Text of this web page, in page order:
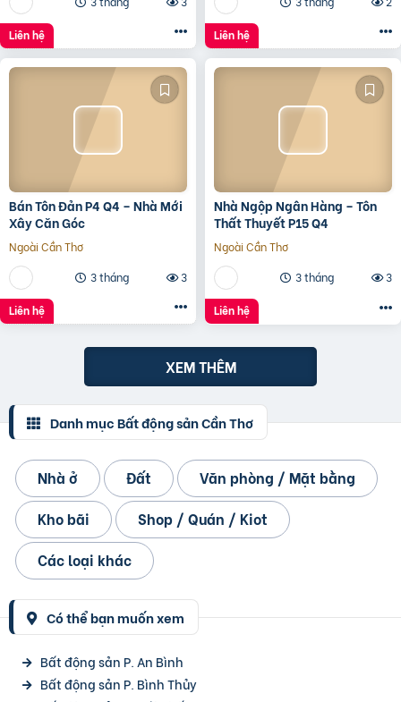
Liên hệ Liên hệ
Bán Tôn Đản P4 Q4 – Nhà Mới
Xây Căn Góc
Ngoài Cần Thơ
3 tháng
3
Liên hệ
Nhà Ngộp Ngân Hàng – Tôn
Thất Thuyết P15 Q4
Ngoài Cần Thơ
3 tháng
3
Liên hệ
XEM THÊM
Danh mục Bất động sản Cần Thơ
Nhà ở Đất
Văn phòng / Mặt bằng
Kho bãi
Shop / Quán / Kiot
Các loại khác
Có thể bạn muốn xem
Bất động sản P. An Bình
Bất động sản P. Bình Thủy